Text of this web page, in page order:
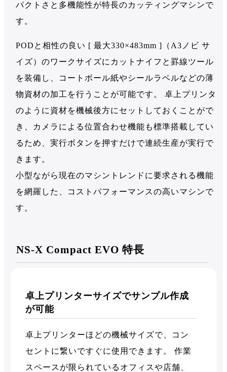
パクトさと多機能性が特長のカッティングマシンで
す。
PODと相性の良い [ 最大330×483mm ]（A3ノビ サ
イズ）のワークサイズにカットナイフと罫線ツール
を装備し、コートボール紙やシールラベルなどの薄
物資材の加工を行うことが可能です。 卓上プリンタ
のように資材を機械後方にセットしておくことがで
き、カメラによる位置合わせ機能も標準搭載してい
るため、実行ボタンを押すだけで連続生産が実行で
きます。
小型ながら現在のマシントレンドに要求される機能
を網羅した、コストパフォーマンスの高いマシンで
す。
NS-X Compact EVO 特長
卓上プリンターサイズでサンプル作成
が可能
卓上プリンターほどの機械サイズで、コン
セントに繋いですぐに使用できます。 作業
スペースが限られているオフィスや店舗、